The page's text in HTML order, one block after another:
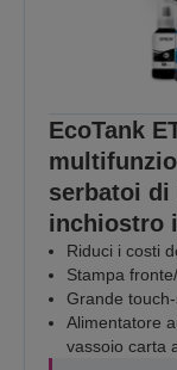
EcoTank
serbatoi
inchiostro
Riduci i costi
Stampa
Grande
Alimentatore
vassoio carta